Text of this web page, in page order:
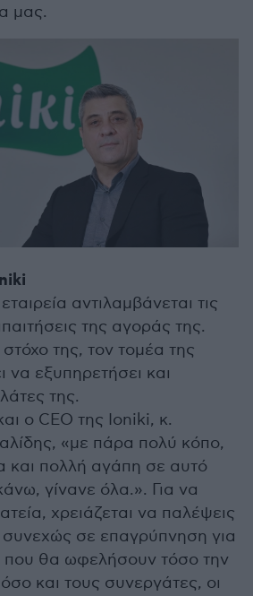
μας.
αντιλαμβάνεται τις
της αγοράς της.
στόχο της, τον τομέα της
να εξυπηρετήσει και
της.
ο CEO της Ioniki, κ.
«με πάρα πολύ κόπο,
και πολλή αγάπη σε αυτό
γίνανε όλα.». Για να
χρειάζεται να παλέψεις
συνεχώς σε επαγρύπνηση για
που θα ωφελήσουν τόσο την
όσο και τους συνεργάτες, οι